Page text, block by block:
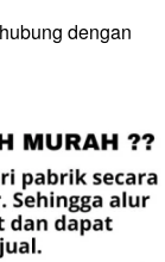
dengan